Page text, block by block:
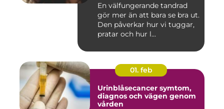
En välfungerande tandrad
gör mer än att bara se bra ut.
Den påverkar hur vi tuggar,
pratar och hur l...
01. feb
Urinblåsecancer symtom,
diagnos och vägen genom
vården